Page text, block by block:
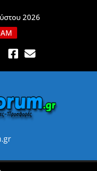
2026